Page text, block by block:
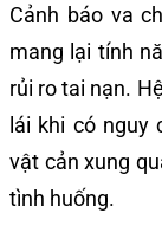
Cảnh báo va
mang lại tính
rủi ro tai nạn.
lái khi có nguy
vật cản xung
tình huống.